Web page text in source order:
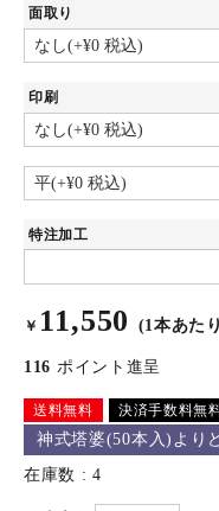
面取り
印刷
特注加工
￥ 11,550 (1本あた
116 ポイント進呈
送料無料 決済手数料無
神式塔婆(50本入)より
在庫数
4